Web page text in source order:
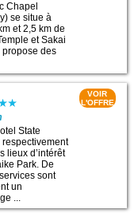
Chapel
se situe à
et 2,5 km de
et Sakai
propose des
State
respectivement
lieux d’intérêt
Park. De
sont
un
...
VOIR
L'OFFRE